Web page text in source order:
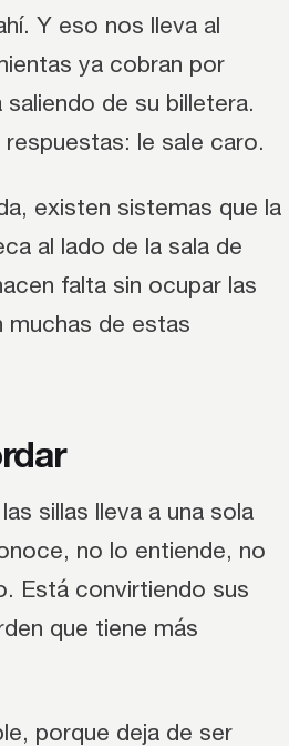
Y eso nos lleva al
ya cobran por
de su billetera.
le sale caro.
existen sistemas que la
al lado de la sala de
falta sin ocupar las
muchas de estas
sillas lleva a una sola
no lo entiende, no
Está convirtiendo sus
que tiene más
porque deja de ser